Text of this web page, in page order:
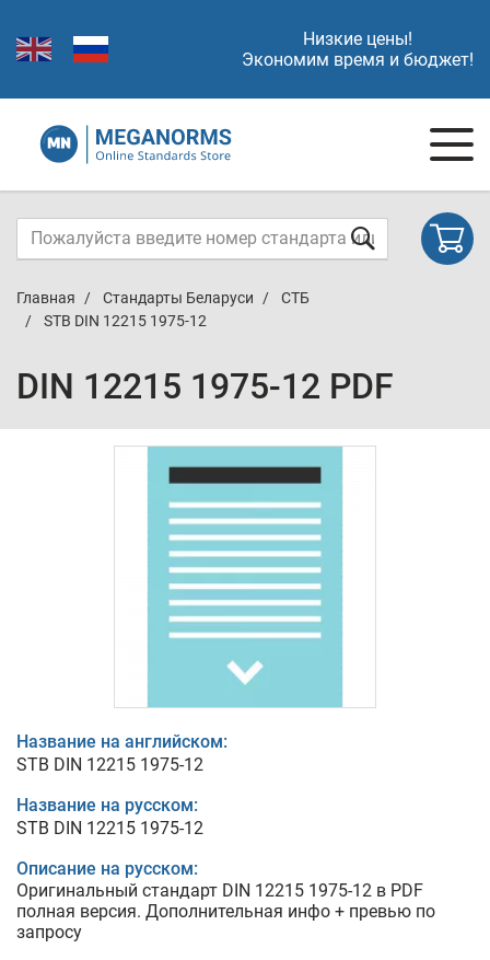
Низкие цены!
Экономим время и бюджет!
Главная Стандарты Беларуси
СТБ
STB DIN 12215 1975-12
DIN 12215 1975-12 PDF
Название на английском:
STB DIN 12215 1975-12
Название на русском:
STB DIN 12215 1975-12
Описание на русском:
Оригинальный стандарт DIN 12215 1975-12 в PDF
полная версия. Дополнительная инфо + превью по
запросу